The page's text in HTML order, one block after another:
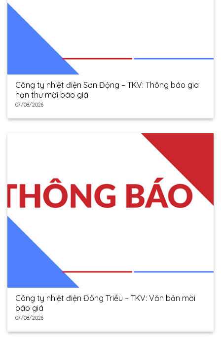
Công ty nhiệt điện Sơn Động – TKV: Thông báo gia
hạn thư mời báo giá
07/08/2026
Công ty nhiệt điện Đông Triều – TKV: Văn bản mời
báo giá
07/08/2026